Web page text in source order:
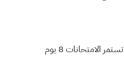
تستمر الامتحانات 8 يوم